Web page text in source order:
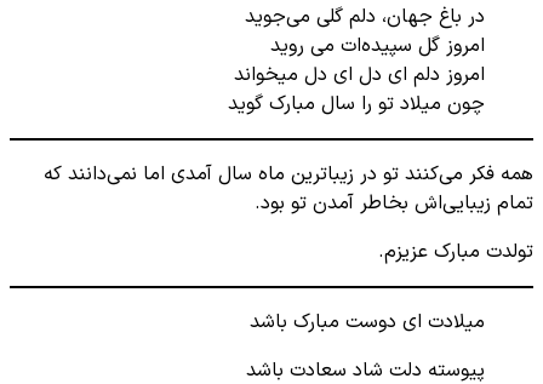
در باغ جهان، دلم گلی می‌جوید
امروز گل سپیده‌ات می روید
امروز دلم‌ ای دل‌ ای دل میخواند
چون میلاد تو را سال مبارک گوید
همه فکر می‌کنند تو در زیباترین ماه سال آمدی اما نمی‌دانند که
تمام زیبایی‌اش بخاطر آمدن تو بود.
تولدت مبارک عزیزم.
میلادت ای دوست مبارک باشد
پیوسته دلت شاد سعادت باشد